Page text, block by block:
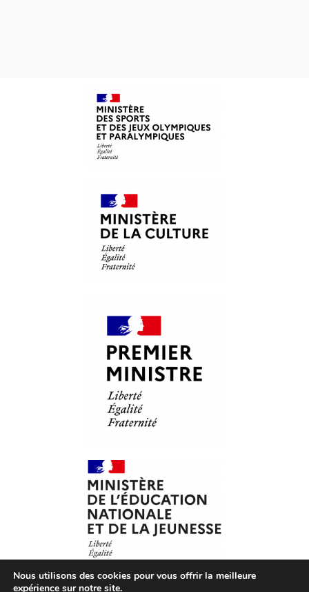
Nous utilisons des cookies pour vous offrir la meilleure
expérience sur notre site.